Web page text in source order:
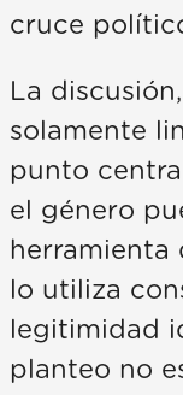
cruce
La
solamente
punto
el género
herramienta
lo utiliza
legitimidad
planteo no